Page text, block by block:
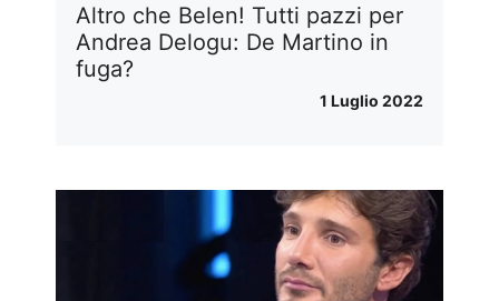
Altro che Belen! Tutti pazzi per
Andrea Delogu: De Martino in
fuga?
1 Luglio 2022